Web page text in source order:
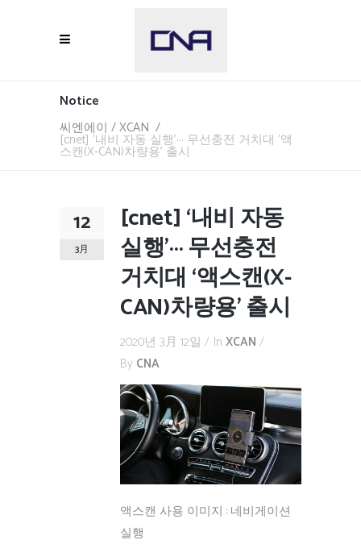
Notice
씨엔에이 /XCAN /
[cnet] ‘내비 자동 실행’··· 무선충전 거치대 ‘액
스캔(X-CAN)차량용’ 출시
12
3月
[cnet] ‘내비 자동
실행’··· 무선충전
거치대 ‘액스캔(X-
CAN)차량용’ 출시
2020년 3月 12일 In XCAN
By CNA
액스캔 사용 이미지 : 네비게이션
실행